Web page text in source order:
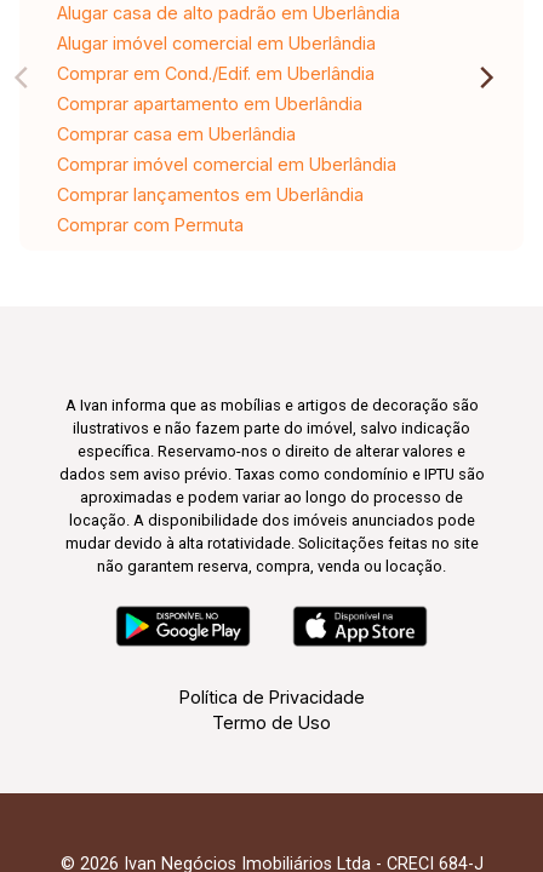
Alugar casa de alto padrão em Uberlândia
Alugar imóvel comercial em Uberlândia
Comprar em Cond./Edif. em Uberlândia
Comprar apartamento em Uberlândia
Comprar casa em Uberlândia
Comprar imóvel comercial em Uberlândia
Comprar lançamentos em Uberlândia
Comprar com Permuta
A Ivan informa que as mobílias e artigos de decoração são
ilustrativos e não fazem parte do imóvel, salvo indicação
específica. Reservamo-nos o direito de alterar valores e
dados sem aviso prévio. Taxas como condomínio e IPTU são
aproximadas e podem variar ao longo do processo de
locação. A disponibilidade dos imóveis anunciados pode
mudar devido à alta rotatividade. Solicitações feitas no site
não garantem reserva, compra, venda ou locação.
Política de Privacidade
Termo de Uso
© 2026 Ivan Negócios Imobiliários Ltda - CRECI 684-J